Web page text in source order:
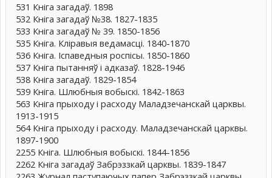
531 Кніга загадаў. 1898
532 Кніга загадаў №38. 1827-1835
533 Кніга загадаў № 39. 1850-1856
535 Кніга. Кліравыя ведамасці. 1840-1870
536 Кніга. Іспаведныя роспісы. 1850-1860
537 Кніга пытанняў і адказаў. 1828-1946
538 Кніга загадаў. 1829-1854
539 Кніга. Шлюбныя вобыскі. 1842-1863
563 Кніга прыходу і расходу Маладзечанскай царквы.
1913-1915
564 Кніга прыходу і расходу. Маладзечанскай царквы.
1897-1900
2255 Кніга. Шлюбныя вобыскі. 1844-1856
2262 Кніга загадаў Забрэззкай царквы. 1839-1847